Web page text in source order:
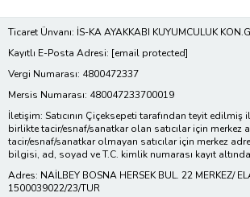
Ticaret Ünvanı: İS-KA AYAKKABI KUYUMCULUK
Kayıtlı E-Posta Adresi: [email protected]
Vergi Numarası: 4800472337
Mersis Numarası: 480047233700019
İletişim: Satıcının Çiçeksepeti tarafından teyit
birlikte tacir/esnaf/sanatkar olan satıcılar için merkez
tacir/esnaf/sanatkar olmayan satıcılar için merkez
bilgisi, ad, soyad ve T.C. kimlik numarası kayıt
Adres: NAİLBEY BOSNA HERSEK BUL. 22 MERKEZ/
1500039022/23/TUR